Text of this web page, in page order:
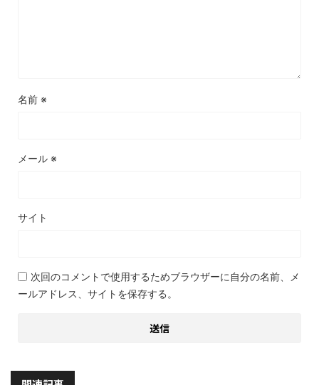
名前 ※
メール ※
サイト
次回のコメントで使用するためブラウザーに自分の名前、メ
ールアドレス、サイトを保存する。